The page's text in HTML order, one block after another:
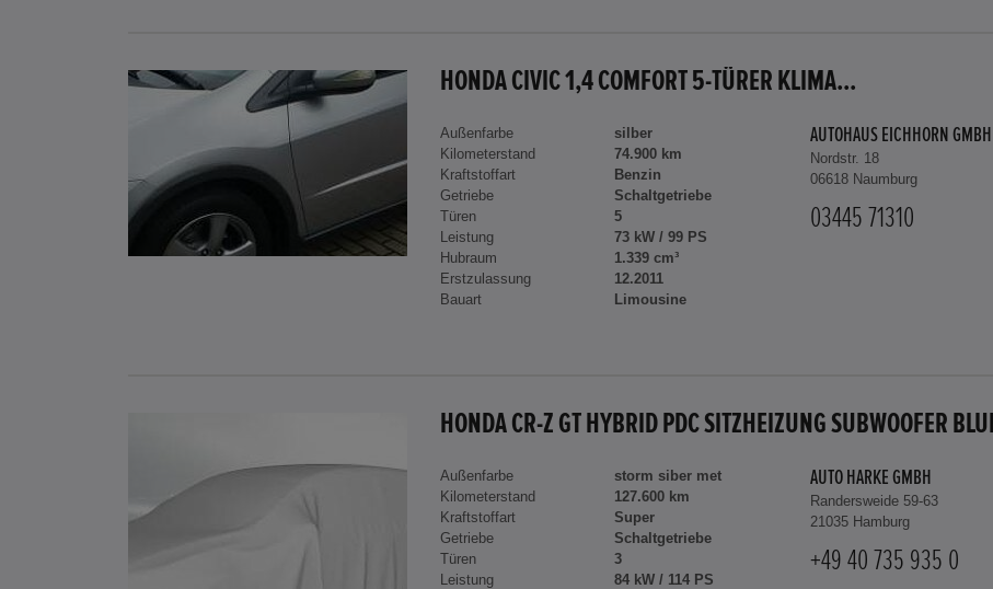
HONDA CIVIC 1,4 COMFORT 5-TÜRER KLIMA...
Außenfarbe
silber
Kilometerstand
74.900 km
Kraftstoffart
Benzin
Getriebe
Schaltgetriebe
Türen
5
Leistung
73 kW / 99 PS
Hubraum
1.339 cm³
Erstzulassung
12.2011
Bauart
Limousine
AUTOHAUS EICHHORN GMBH
Nordstr. 18
06618 Naumburg
03445 71310
Außenfarbe
storm siber met
Kilometerstand
127.600 km
Kraftstoffart
Super
Getriebe
Schaltgetriebe
Türen
3
Leistung
84 kW / 114 PS
AUTO HARKE GMBH
Randersweide 59-63
21035 Hamburg
+49 40 735 935 0